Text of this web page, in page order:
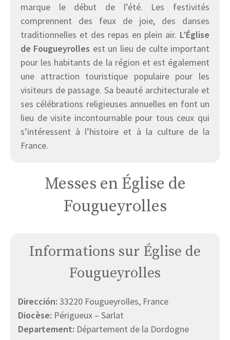
marque le début de l’été. Les festivités
comprennent des feux de joie, des danses
traditionnelles et des repas en plein air. L’Église
de Fougueyrolles est un lieu de culte important
pour les habitants de la région et est également
une attraction touristique populaire pour les
visiteurs de passage. Sa beauté architecturale et
ses célébrations religieuses annuelles en font un
lieu de visite incontournable pour tous ceux qui
s’intéressent à l’histoire et à la culture de la
France.
Messes en Église de
Fougueyrolles
Informations sur Église de
Fougueyrolles
Dirección: 33220 Fougueyrolles, France
Diocèse: Périgueux – Sarlat
Departement: Département de la Dordogne